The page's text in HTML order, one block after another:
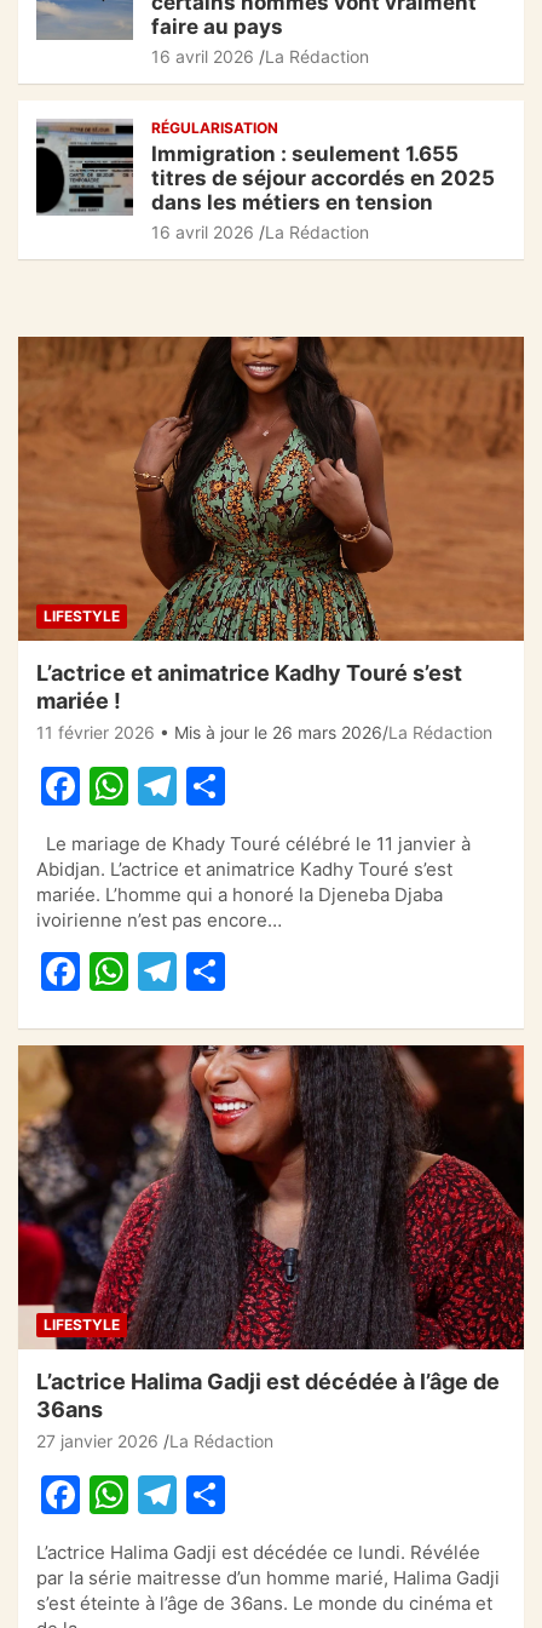
faire au pays
16 avril 2026 La Rédaction
RÉGULARISATION
Immigration : seulement 1.655
titres de séjour accordés en 2025
dans les métiers en tension
16 avril 2026 La Rédaction
LIFESTYLE
L’actrice et animatrice Kadhy Touré s’est
mariée !
11 février 2026 • Mis à jour le 26 mars 2026 La Rédaction
F
c
e
b
o
o
k
W
at
s
A
p
p
T
el
e
gr
a
m
ar
ta
g
er
Le mariage de Khady Touré célébré le 11 janvier à
Abidjan. L’actrice et animatrice Kadhy Touré s’est
mariée. L’homme qui a honoré la Djeneba Djaba
ivoirienne n’est pas encore…
F
c
o
o
k
W
at
s
A
p
p
T
e
gr
a
m
ta
g
er
LIFESTYLE
L’actrice Halima Gadji est décédée à l’âge de
36ans
27 janvier 2026 La Rédaction
F
c
e
W
at
s
T
e
gr
ta
g
L’actrice Halima Gadji est décédée ce lundi. Révélée
par la série maitresse d’un homme marié, Halima Gadji
s’est éteinte à l’âge de 36ans. Le monde du cinéma et